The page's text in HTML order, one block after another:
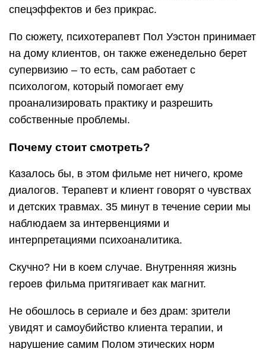
спецэффектов и без прикрас.
По сюжету, психотерапевт Пол Уэстон принимает
на дому клиентов, он также еженедельно берет
супервизию – то есть, сам работает с
психологом, который помогает ему
проанализировать практику и разрешить
собственные проблемы.
Почему стоит смотреть?
Казалось бы, в этом фильме нет ничего, кроме
диалогов. Терапевт и клиент говорят о чувствах
и детских травмах. 35 минут в течение серии мы
наблюдаем за интервенциями и
интерпретациями психоаналитика.
Скучно? Ни в коем случае. Внутренняя жизнь
героев фильма притягивает как магнит.
Не обошлось в сериале и без драм: зрители
увидят и самоубийство клиента терапии, и
нарушение самим Полом этических норм